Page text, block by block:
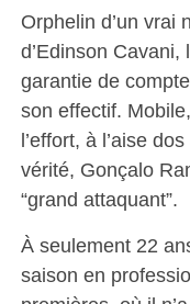
Orphelin d’un vrai
d’Edinson
garantie de
son effectif.
l’effort, à l’aise
vérité, Gonçalo
“grand attaquant”.
À seulement 22
saison en